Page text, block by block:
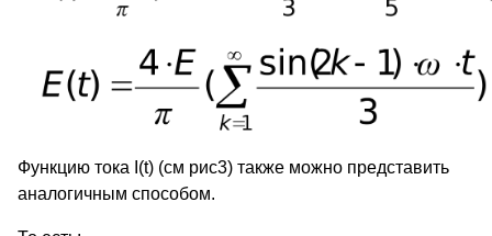
Функцию тока I(t) (cм рис3) также можно представить
аналогичным способом.